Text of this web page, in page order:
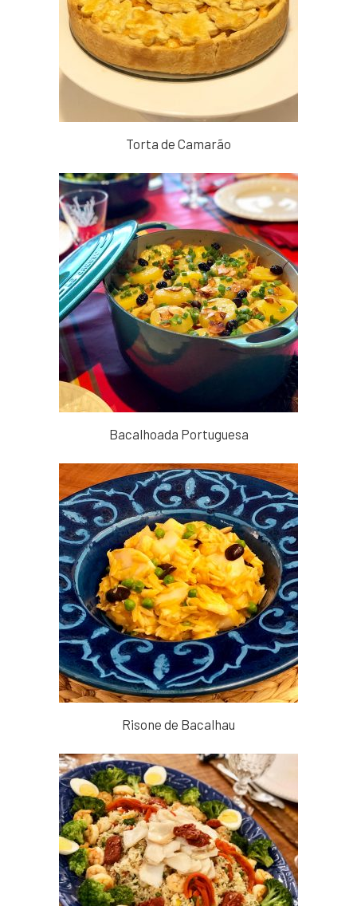
Torta de Camarão
Bacalhoada Portuguesa
Risone de Bacalhau